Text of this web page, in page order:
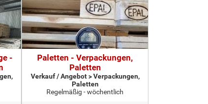
-
Paletten - Verpackungen,
Paletten
Verkauf / Angebot > Verpackungen,
Paletten
Regelmäßig - wöchentlich